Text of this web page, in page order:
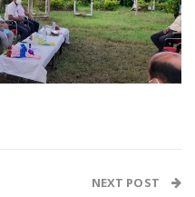
NEXT POST